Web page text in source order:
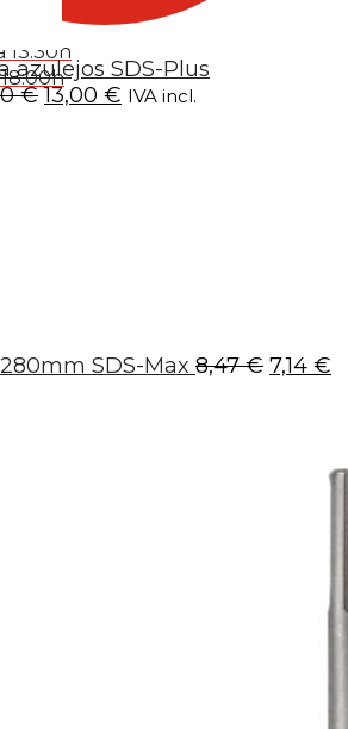
13:30h
azulejos SDS-Plus
€El
13,00 € El
IVA incl.
SDS-Max 8,47€ El
8,47 €.
7,14 €